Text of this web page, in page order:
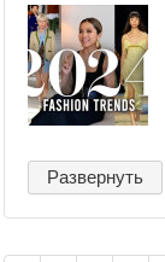
Развернуть